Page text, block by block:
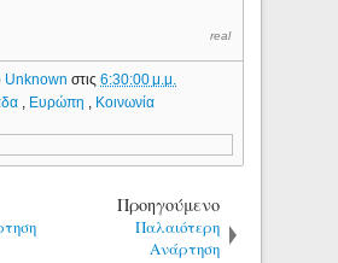
real
Unknownστις6:30:00 μ.μ.
Ευρώπη Κοινωνία
Προηγούμενο
Παλαιότερη
Ανάρτηση